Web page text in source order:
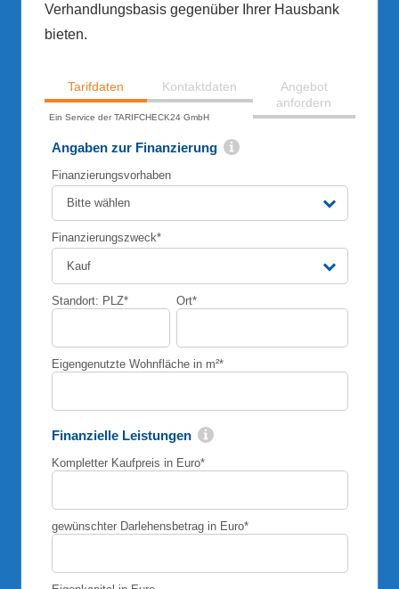
Verhandlungsbasis gegenüber Ihrer Hausbank
bieten.